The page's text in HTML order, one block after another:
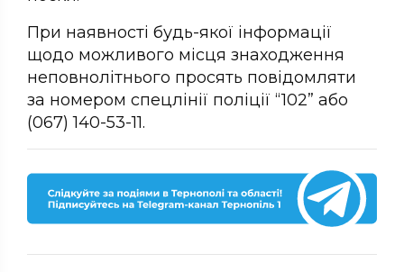
При наявності будь-якої інформації
щодо можливого місця знаходження
неповнолітнього просять повідомляти
за номером спецлінії поліції “102” або
(067) 140-53-11.